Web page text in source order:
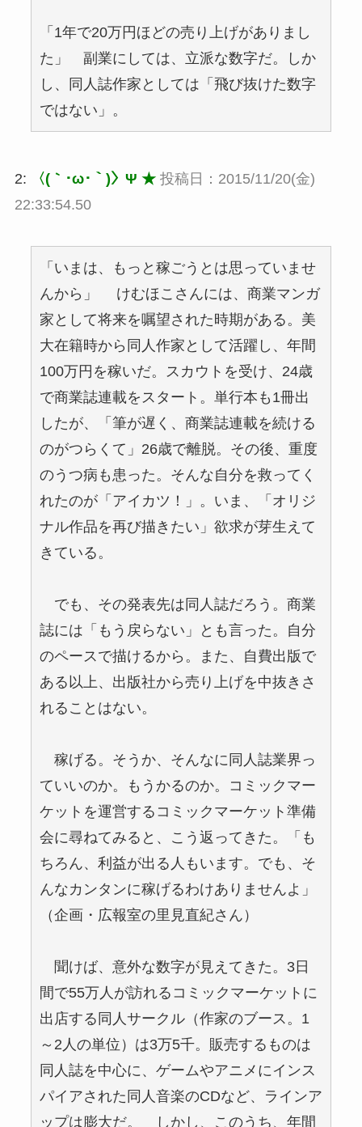
「1年で20万円ほどの売り上げがありまし
た」 副業にしては、立派な数字だ。しか
し、同人誌作家としては「飛び抜けた数字
ではない」。
2: 〈(｀･ω･｀)〉Ψ ★ 投稿日：2015/11/20(金)
22:33:54.50
「いまは、もっと稼ごうとは思っていませ
んから」 けむほこさんには、商業マンガ
家として将来を嘱望された時期がある。美
大在籍時から同人作家として活躍し、年間
100万円を稼いだ。スカウトを受け、24歳
で商業誌連載をスタート。単行本も1冊出
したが、「筆が遅く、商業誌連載を続ける
のがつらくて」26歳で離脱。その後、重度
のうつ病も患った。そんな自分を救ってく
れたのが「アイカツ！」。いま、「オリジ
ナル作品を再び描きたい」欲求が芽生えて
きている。
でも、その発表先は同人誌だろう。商業
誌には「もう戻らない」とも言った。自分
のペースで描けるから。また、自費出版で
ある以上、出版社から売り上げを中抜きさ
れることはない。
稼げる。そうか、そんなに同人誌業界っ
ていいのか。もうかるのか。コミックマー
ケットを運営するコミックマーケット準備
会に尋ねてみると、こう返ってきた。「も
ちろん、利益が出る人もいます。でも、そ
んなカンタンに稼げるわけありませんよ」
（企画・広報室の里見直紀さん）
聞けば、意外な数字が見えてきた。3日
間で55万人が訪れるコミックマーケットに
出店する同人サークル（作家のブース。1
～2人の単位）は3万5千。販売するものは
同人誌を中心に、ゲームやアニメにインス
パイアされた同人音楽のCDなど、ラインア
ップは膨大だ。 しかし、このうち、年間